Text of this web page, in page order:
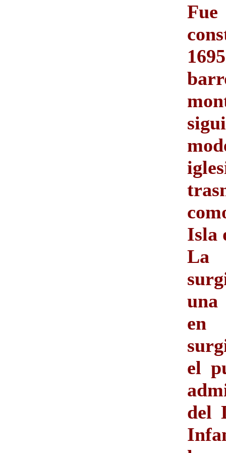
Fue
Isla
La
una
el
del